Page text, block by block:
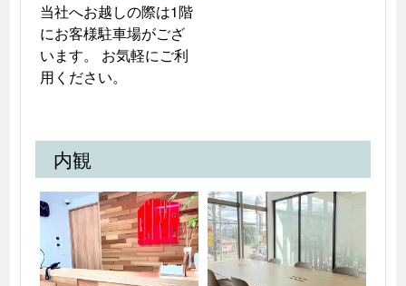
当社へお越しの際は1階
にお客様駐車場がござ
います。 お気軽にご利
用ください。
内観